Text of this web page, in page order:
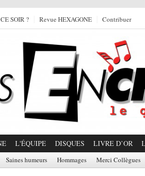
SOIR ? Revue HEXAGONE Contribuer
L'ÉQUIPE DISQUES LIVRE D’OR
Saines humeurs Hommages Merci Collègues